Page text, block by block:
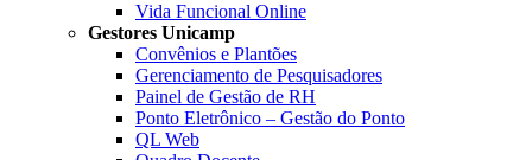
Vida Funcional Online
Gestores Unicamp
Convênios e Plantões
Gerenciamento de Pesquisadores
Painel de Gestão de RH
Ponto Eletrônico – Gestão do Ponto
QL Web